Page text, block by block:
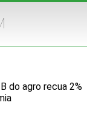
do agro recua 2%